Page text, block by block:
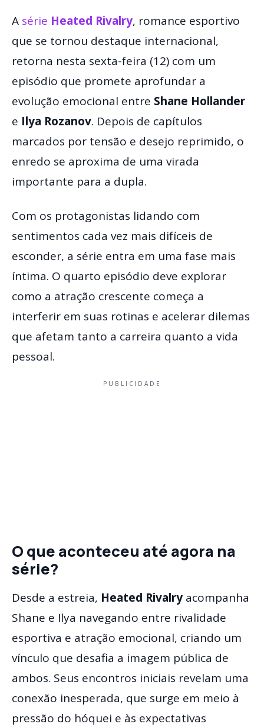
A série Heated Rivalry, romance esportivo
que se tornou destaque internacional,
retorna nesta sexta-feira (12) com um
episódio que promete aprofundar a
evolução emocional entre Shane Hollander
e Ilya Rozanov. Depois de capítulos
marcados por tensão e desejo reprimido, o
enredo se aproxima de uma virada
importante para a dupla.
Com os protagonistas lidando com
sentimentos cada vez mais difíceis de
esconder, a série entra em uma fase mais
íntima. O quarto episódio deve explorar
como a atração crescente começa a
interferir em suas rotinas e acelerar dilemas
que afetam tanto a carreira quanto a vida
pessoal.
PUBLICIDADE
O que aconteceu até agora na
série?
Desde a estreia, Heated Rivalry acompanha
Shane e Ilya navegando entre rivalidade
esportiva e atração emocional, criando um
vínculo que desafia a imagem pública de
ambos. Seus encontros iniciais revelam uma
conexão inesperada, que surge em meio à
pressão do hóquei e às expectativas